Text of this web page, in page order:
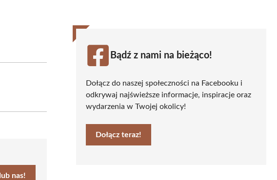
nas!
Bądź z nami na bieżąco!
Dołącz do naszej społeczności na Facebooku i
odkrywaj najświeższe informacje, inspiracje oraz
wydarzenia w Twojej okolicy!
Dołącz teraz!